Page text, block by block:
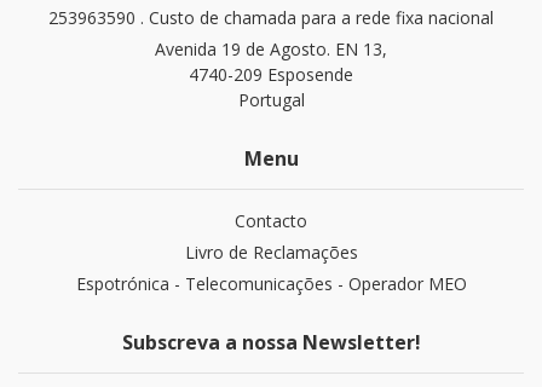
253963590 . Custo de chamada para a rede fixa nacional
Avenida 19 de Agosto. EN 13,
4740-209 Esposende
Portugal
Menu
Contacto
Livro de Reclamações
Espotrónica - Telecomunicações - Operador MEO
Subscreva a nossa Newsletter!